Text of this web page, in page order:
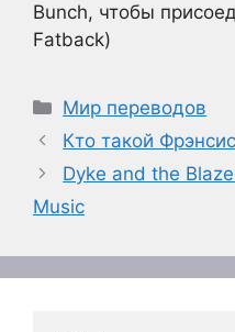
Bunch, чтобы
Fatback)
Рубрики
Мир переводов
Кто такой
Dyke and the
Music